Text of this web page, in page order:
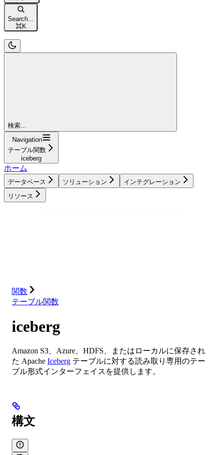
Search...
⌘K
検索...
Navigation
テーブル関数
iceberg
ホーム
データベース ソリューション
インテグレーション
リソース
関数
テーブル関数
iceberg
Amazon S3、Azure、HDFS、またはローカルに保存され
た Apache Iceberg テーブルに対する読み取り専用のテー
ブル形式インターフェイスを提供します。
構文